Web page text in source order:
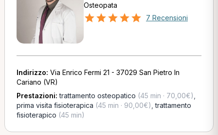
Osteopata
7 Recensioni
Indirizzo: Via Enrico Fermi 21 - 37029 San Pietro In
Cariano (VR)
Prestazioni:trattamento osteopatico (45 min · 70,00€)
prima visita fisioterapica (45 min · 90,00€) ,trattamento
fisioterapico (45 min)